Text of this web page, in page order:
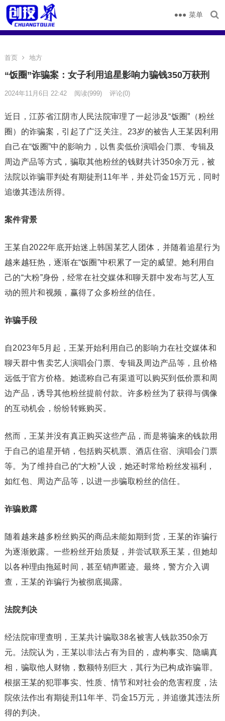
菜单
首页 地方
“饭圈”诈骗案：女子利用追星影响力骗钱350万获刑
2024年11月6日 22:42 阅读(999) 评论(0)
近日，江苏省江阴市人民法院审理了一起涉及“饭圈”（粉丝
圈）的诈骗案，引起了广泛关注。23岁的被告人王某因利用
自己在“饭圈”中的影响力，以售卖低价演唱会门票、专辑及
周边产品等方式，骗取其他粉丝的钱财共计350余万元，被
法院以诈骗罪判处有期徒刑11年半，并处罚金15万元，同时
追缴其违法所得。
案件背景
王某自2022年底开始迷上韩国某艺人团体，并随着追星行为
越来越狂热，逐渐在“饭圈”中积累了一定的威望。她利用自
己的“大粉”身份，经常在社交媒体和聊天群中发布与艺人互
动的照片和视频，赢得了众多粉丝的信任。
诈骗手段
自2023年5月起，王某开始利用自己的影响力在社交媒体和
聊天群中售卖艺人演唱会门票、专辑及周边产品等，且价格
远低于官方价格。她谎称自己有渠道可以购买到低价票和周
边产品，诱导其他粉丝提前付款。许多粉丝为了获得与偶像
的互动机会，纷纷转账购买。
然而，王某并没有真正购买这些产品，而是将骗来的钱款用
于自己的追星开销，包括购买机票、酒店住宿、演唱会门票
等。为了维持自己的“大粉”人设，她还时常给粉丝发福利，
如红包、周边产品等，以进一步骗取粉丝的信任。
诈骗败露
随着越来越多粉丝购买的商品未能如期到货，王某的诈骗行
为逐渐败露。一些粉丝开始质疑，并尝试联系王某，但她却
以各种理由拖延时间，甚至销声匿迹。最终，警方介入调
查，王某的诈骗行为被彻底揭露。
法院判决
经法院审理查明，王某共计骗取38名被害人钱款350余万
元。法院认为，王某以非法占有为目的，虚构事实、隐瞒真
相，骗取他人财物，数额特别巨大，其行为已构成诈骗罪。
根据王某的犯罪事实、性质、情节和对社会的危害程度，法
院依法作出有期徒刑11年半、罚金15万元，并追缴其违法所
得的判决。